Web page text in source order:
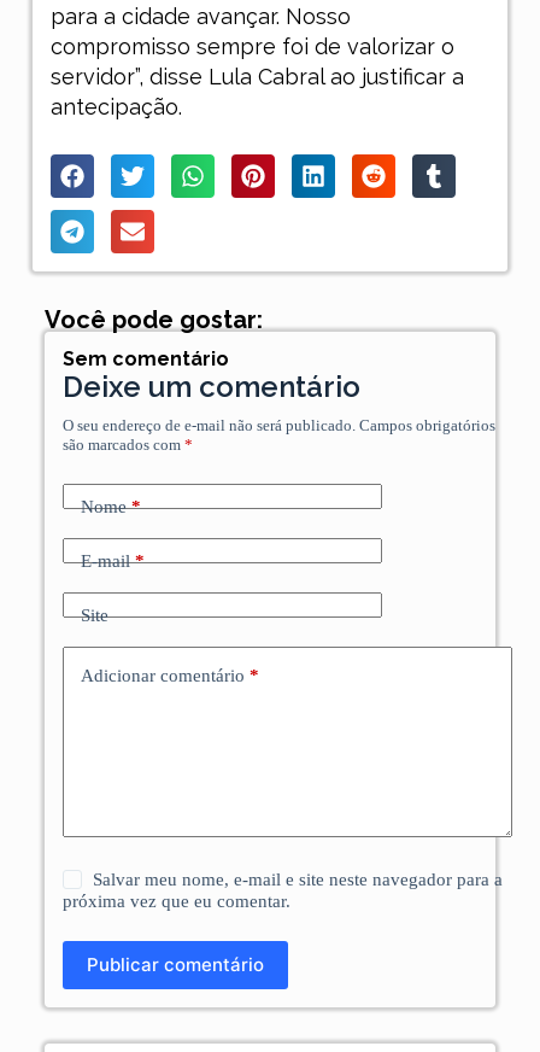
para a cidade avançar. Nosso
compromisso sempre foi de valorizar o
servidor”, disse Lula Cabral ao justificar a
antecipação.
Você pode gostar:
Sem comentário
Deixe um comentário
O seu endereço de e-mail não será publicado. Campos obrigatórios
são marcados com *
Nome*
E-mail*
Site
Adicionar comentário *
Salvar meu nome, e-mail e site neste navegador para a
próxima vez que eu comentar.
Publicar comentário